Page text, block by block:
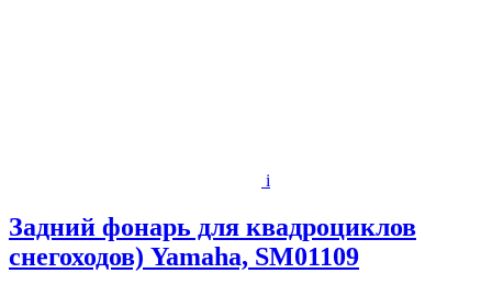
i
Задний фонарь для квадроциклов
снегоходов) Yamaha, SM01109